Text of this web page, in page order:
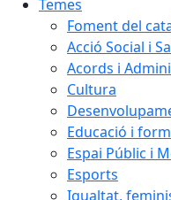
Temes
Foment del
Acció Social i
Acords i
Cultura
Educació i
Espai Públic i
Esports
Igualtat,